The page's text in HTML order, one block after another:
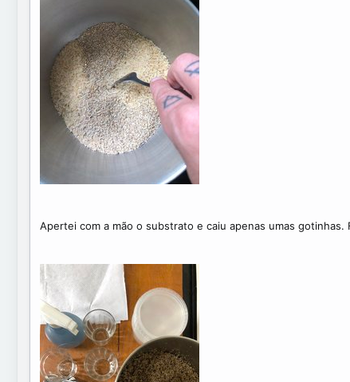
Apertei com a mão o substrato e caiu apenas umas gotinhas.